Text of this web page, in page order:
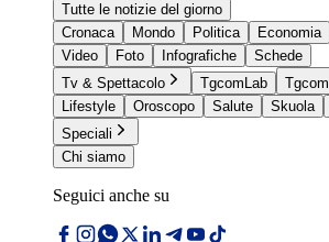
Tutte le notizie del giorno
Cronaca
Mondo Politica Economia
Video
Foto Infografiche
Schede
Tv & Spettacolo
TgcomLab
Lifestyle
Oroscopo Salute Skuola
Speciali
Chi siamo
Seguici anche su